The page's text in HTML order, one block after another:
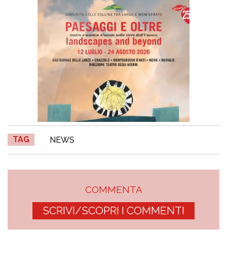
TAG NEWS
COMMENTA
SCRIVI/SCOPRI I COMMENTI